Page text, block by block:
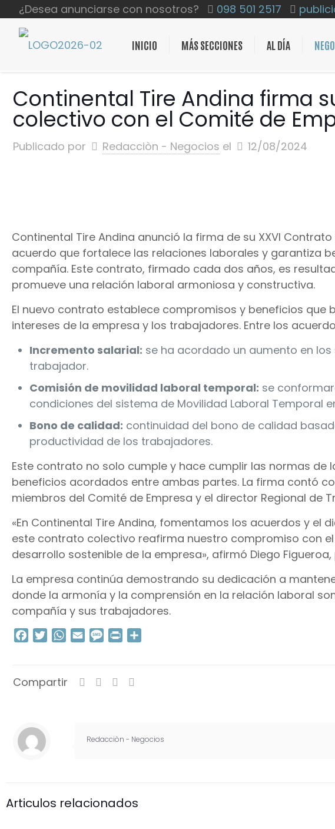
¿Desea anunciarse con nosotros? 098 501 2517
INICIO MÁS SECCIONES AL DÍA
Continental Tire Andina firma
colectivo con el Comité de
Publicado por Redacciòn - Negocios el 12/08/2024
Continental Tire Andina anunció la firma de su XXVI
acuerdo que fortalece las relaciones laborales y garantiza
compañía. Este contrato, firmado cada dos años, es
promueve una relación laboral armoniosa y constructiva.
El nuevo contrato establece compromisos y beneficios que
intereses de la empresa y los trabajadores. Entre los
Incremento salarial: se ha acordado un aumento en
trabajador.
Comisión de movilidad laboral temporal: se
condiciones del sistema de Movilidad Laboral Temporal
Bono de calidad: continuidad del bono de calidad
productividad de los trabajadores.
Este contrato no solo cumple y hace cumplir las normas de
beneficios acordados entre ambas partes. La firma contó
miembros del Comité de Empresa y el director Regional de
«En Continental Tire Andina, fomentamos los acuerdos y el
este contrato colectivo reafirma nuestro compromiso con
desarrollo sostenible de la empresa», afirmó Diego
La empresa continúa demostrando su dedicación a
donde la armonía y la comprensión en la relación laboral
compañía y sus trabajadores.
Facebook
TwitterWhatsApp
Email Message
Print
Compartir
Redacciòn - Negocios
Articulos relacionados